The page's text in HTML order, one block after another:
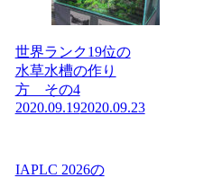
世界ランク19位の
水草水槽の作り
方 その4
2020.09.192020.09.23
IAPLC 2026の